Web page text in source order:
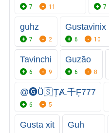
7 11 7
guhz
7 2
Gustavinix
6 10
Tavinchi
6 9
Guzão
6 8
@🅖︎Ȗ̈🇸 T͎Ⱥ.千F͎777
6 5
Gusta xit Guh